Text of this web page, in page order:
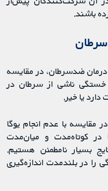
باشند.
ضدسرطان، در مقایسه
خستگی ناشی از سرطان در
یا خیر.
مقایسه با عدم انجام یوگا
کوتاه‌مدت و میان‌مدت
بسیار نامطمئن هستیم.
را در بلندمدت اندازه‌گیری